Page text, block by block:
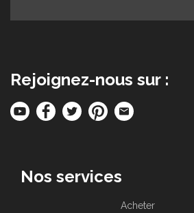
Rejoignez-nous sur :
Nos services
Acheter